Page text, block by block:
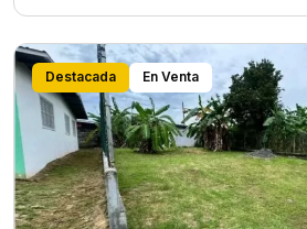
Destacada En Venta